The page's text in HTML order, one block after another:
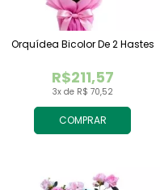
COMPRAR
3x de R$ 70,52
R$211,57
Orquídea Bicolor De 2 Hastes